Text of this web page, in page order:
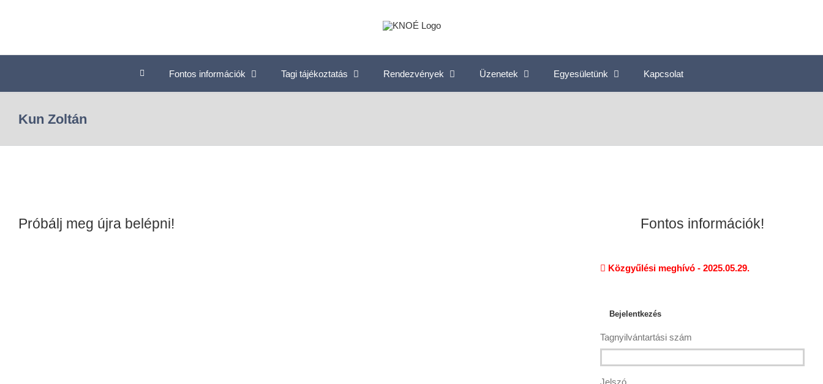
Fontos információk Tagi tájékoztatás Rendezvények Üzenetek Egyesületünk Kapcsolat
Kun Zoltán
Próbálj meg újra belépni! Fontos információk!
Közgyűlési meghívó - 2025.05.29.
Bejelentkezés
Tagnyilvántartási szám